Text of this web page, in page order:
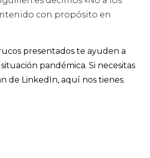
con propósito en
presentados te ayuden a
pandémica. Si necesitas
de LinkedIn, aquí nos tienes.